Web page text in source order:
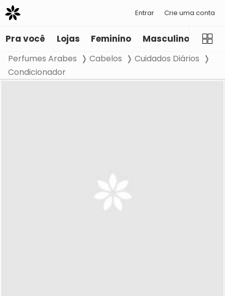
Entrar Crie uma conta
Pra você Lojas Feminino Masculino
Perfumes Arabes Cabelos
Cuidados Diários
Condicionador